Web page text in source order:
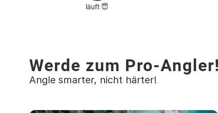
läuft 😇
Werde zum Pro-
Angle smarter, nicht härter!